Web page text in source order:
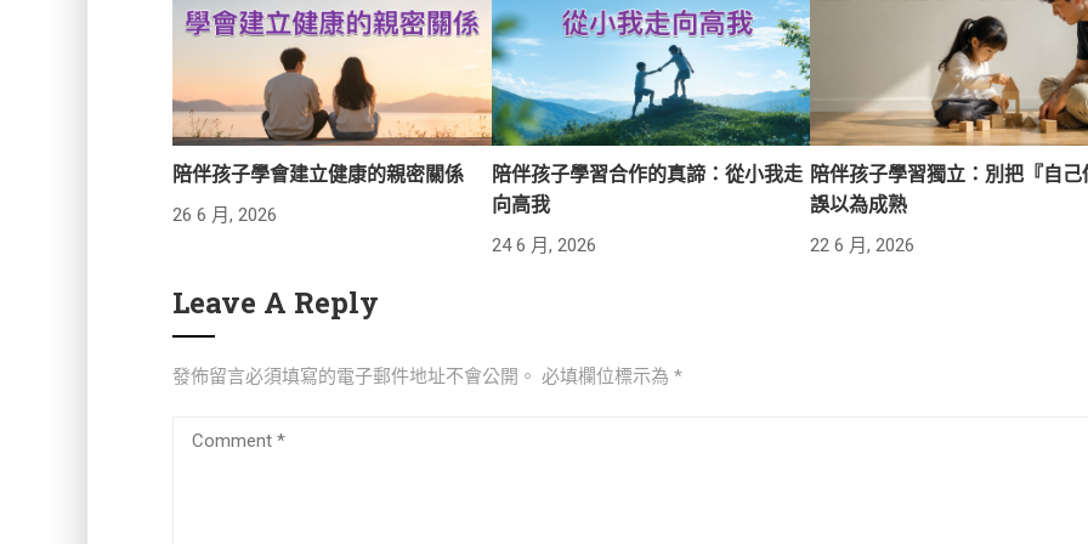
陪伴孩子學會建立健康的親密關係
26 6 月, 2026
陪伴孩子學習合作的真諦：從小我走
向高我
24 6 月, 2026
陪伴孩子學習獨立：別把『自己
誤以為成熟
22 6 月, 2026
Leave A Reply
發佈留言必須填寫的電子郵件地址不會公開。 必填欄位標示為 *